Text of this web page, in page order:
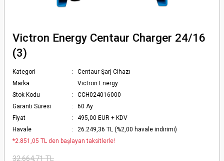
Victron Energy Centaur Charger 24/16
(3)
Kategori
Centaur Şarj Cihazı
Marka
Victron Energy
Stok Kodu
CCH024016000
Garanti Süresi
60 Ay
Fiyat
495,00 EUR + KDV
Havale
26.249,36 TL (%2,00 havale indirimi)
*2.851,05 TL den başlayan taksitlerle!
32.664,71 TL